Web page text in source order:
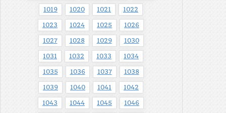
1019 1020 1021 1022
1023 1024 1025 1026
1027 1028 1029 1030
1031 1032 1033 1034
1035 1036 1037 1038
1039 1040 1041 1042
1043 1044 1045 1046